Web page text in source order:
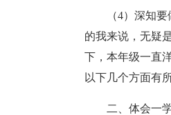
（4）深知
的我来说，无疑
下，本年级一直
以下几个方面有
二、体会一